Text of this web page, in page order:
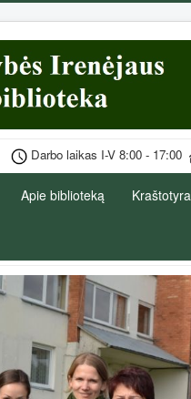
Darbo laikas I-V 8:00 - 17:00
Apie biblioteką Kraštotyra